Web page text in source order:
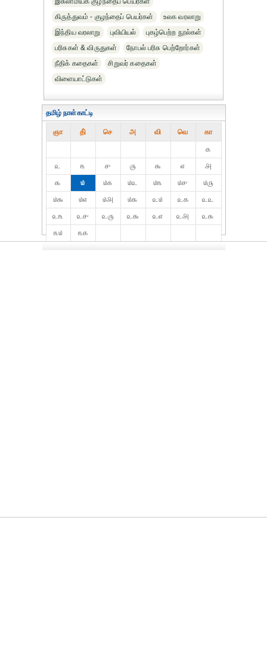
கிருத்துவம் - குழந்தைப் பெயர்கள்
உலக வரலாறு
இந்திய வரலாறு
புவியியல்
புகழ்பெற்ற நூல்கள்
பரிசுகள் & விருதுகள்
நோபல் பரிசு‎ பெற்றோர்‎கள்
நீதிக் கதைகள்
சிறுவர் கதைகள்
விளையாட்டுகள்
தமிழ் நாள்காட்டி
ஞா தி் செ அ வி வெ கா
௧
௨
௩ ௪ ௫ ௬ ௭
௮
௯
௰ ௰௧ ௰௨ ௰௩ ௰௪
௰௫
௰௬
௰௭ ௰௮ ௰௯ ௨௰ ௨௧
௨௨
௨௩
௨௪ ௨௫ ௨௬ ௨௭ ௨௮
௨௯
௩௰
௩௧